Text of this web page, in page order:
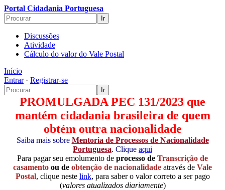
Portal Cidadania Portuguesa
Discussões
Atividade
Cálculo do valor do Vale Postal
Início
Entrar · Registrar-se
PROMULGADA PEC 131/2023 que
mantém cidadania brasileira de quem
obtém outra nacionalidade
Saiba mais sobre Mentoria de Processos de Nacionalidade
Portuguesa. Clique aqui
Para pagar seu emolumento de processo de Transcrição de
casamento ou de obtenção de nacionalidade através de Vale
Postal, clique neste link, para saber o valor correto a ser pago
(valores atualizados diariamente)